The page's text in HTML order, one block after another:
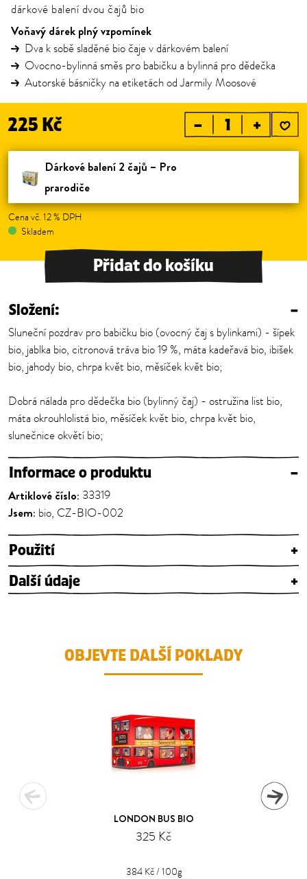
dárkové balení dvou čajů bio
Voňavý dárek plný vzpomínek
Dva k sobě sladěné bio čaje v dárkovém balení
Ovocno-bylinná směs pro babičku a bylinná pro dědečka
Autorské básničky na etiketách od Jarmily Moosové
225 Kč – +
Dárkové balení 2 čajů – Pro
prarodiče
Cena vč. 12 % DPH
Skladem
Přidat do košíku
Složení: –
Sluneční pozdrav pro babičku bio (ovocný čaj s bylinkami) - šípek
bio, jablka bio, citronová tráva bio 19 %, máta kadeřavá bio, ibišek
bio, jahody bio, chrpa květ bio, měsíček květ bio;
Dobrá nálada pro dědečka bio (bylinný čaj) - ostružina list bio,
máta okrouhlolistá bio, měsíček květ bio, chrpa květ bio,
slunečnice okvětí bio;
Informace o produktu –
Artiklové číslo: 33319
Jsem: bio, CZ-BIO-002
Použití
+
Další údaje
+
OBJEVTE DALŠÍ POKLADY
LONDON BUS BIO
325 Kč
384 Kč / 100g